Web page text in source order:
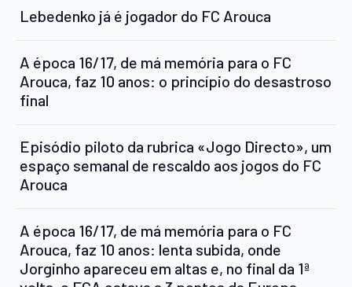
Lebedenko já é jogador do FC Arouca
A época 16/17, de má memória para o FC
Arouca, faz 10 anos: o princípio do desastroso
final
Episódio piloto da rubrica «Jogo Directo», um
espaço semanal de rescaldo aos jogos do FC
Arouca
A época 16/17, de má memória para o FC
Arouca, faz 10 anos: lenta subida, onde
Jorginho apareceu em altas e, no final da 1ª